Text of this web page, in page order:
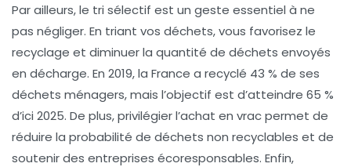
Par ailleurs, le tri sélectif est un geste essentiel à ne
pas négliger. En triant vos déchets, vous favorisez le
recyclage et diminuer la quantité de déchets envoyés
en décharge. En 2019, la France a recyclé 43 % de ses
déchets ménagers, mais l’objectif est d’atteindre 65 %
d’ici 2025. De plus, privilégier l’achat en vracpermet de
réduire la probabilité de déchets non recyclables et de
soutenir des entreprises écoresponsables. Enfin,